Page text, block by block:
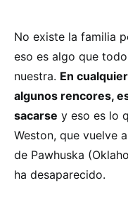
No existe la familia
eso es algo que
nuestra. En
algunos rencores,
sacarse y eso es lo
Weston, que vuelve
de Pawhuska
ha desaparecido.